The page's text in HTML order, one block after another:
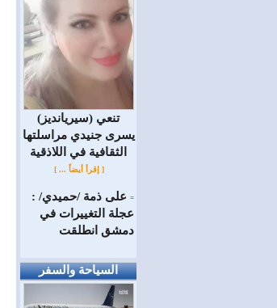
(سيريانديز) تنعي
يسرى جنيدي مراسلتها
الثقافية في اللاذقية
[ إقرأ أيضاً ... ]
= على ذمة /حميدي/ :
عجلة التغييرات في
دمشق انطلقت
السياحة والسفر